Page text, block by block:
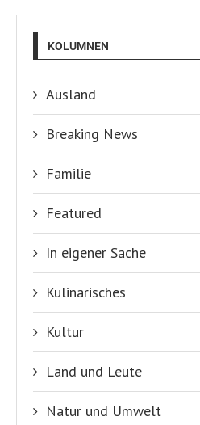
KOLUMNEN
Ausland
Breaking News
Familie
Featured
In eigener Sache
Kulinarisches
Kultur
Land und Leute
Natur und Umwelt